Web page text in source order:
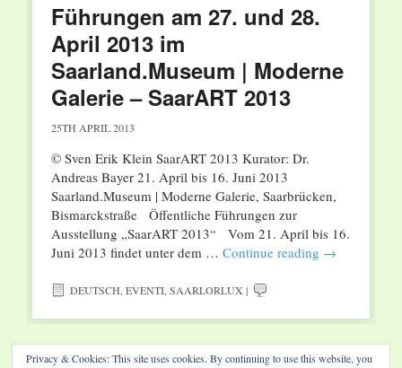
Führungen am 27. und 28.
April 2013 im
Saarland.Museum | Moderne
Galerie – SaarART 2013
25TH APRIL 2013
© Sven Erik Klein SaarART 2013 Kurator: Dr.
Andreas Bayer 21. April bis 16. Juni 2013
Saarland.Museum | Moderne Galerie, Saarbrücken,
Bismarckstraße Öffentliche Führungen zur
Ausstellung „SaarART 2013“ Vom 21. April bis 16.
Juni 2013 findet unter dem … Continue reading →
DEUTSCH,EVENTI,SAARLORLUX |
Post navigation
←Older posts
Privacy & Cookies: This site uses cookies. By continuing to use this website, you